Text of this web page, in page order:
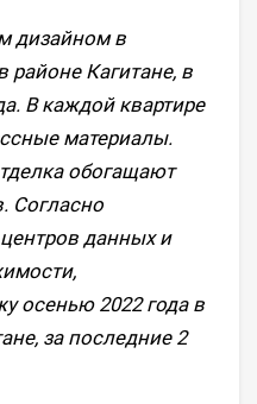
дизайном в
Кагитане, в
В каждой квартире
материалы.
обогащают
Согласно
данных и
осенью 2022 года в
за последние 2